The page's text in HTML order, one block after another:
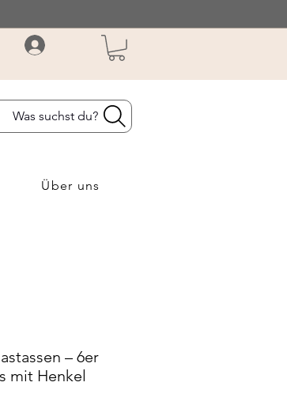
Was suchst du?
Über uns
– 6er
mit Henkel